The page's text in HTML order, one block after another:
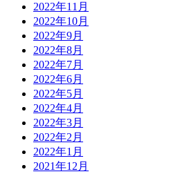
2022年11月
2022年10月
2022年9月
2022年8月
2022年7月
2022年6月
2022年5月
2022年4月
2022年3月
2022年2月
2022年1月
2021年12月